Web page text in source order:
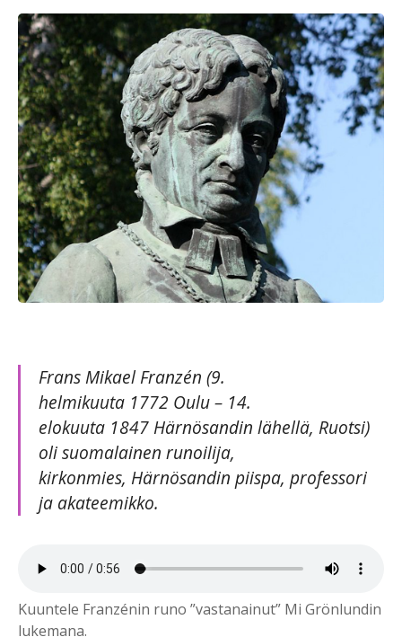
Frans Mikael Franzén (9.
helmikuuta 1772 Oulu – 14.
elokuuta 1847 Härnösandin lähellä, Ruotsi)
oli suomalainen runoilija,
kirkonmies, Härnösandin piispa, professori
ja akateemikko.
Kuuntele Franzénin runo ”vastanainut” Mi Grönlundin
lukemana.